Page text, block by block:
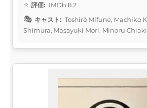
評価: IMDb 8.2
キャスト: Toshirō Mifune, Machiko
Shimura, Masayuki Mori, Minoru